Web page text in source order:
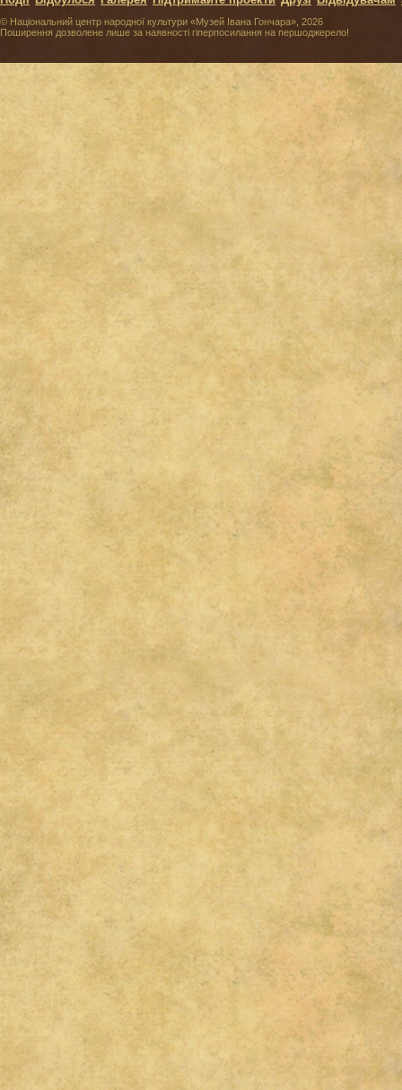
© Національний центр народної культури «Музей Івана Гончара», 2026
Поширення дозволене лише за наявності гіперпосилання на першоджерело!